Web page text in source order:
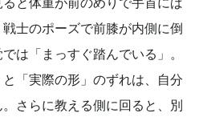
と体重が前のめりで手首にば
士のポーズで前膝が内側に倒
は「まっすぐ踏んでいる」。
「実際の形」のずれは、自分
さらに教える側に回ると、別